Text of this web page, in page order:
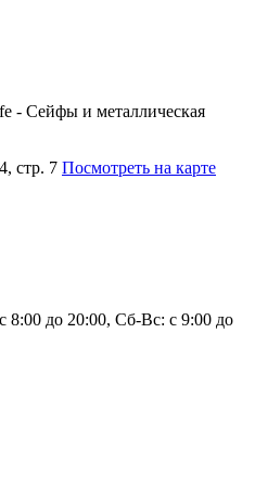
- Сейфы и металлическая
стр. 7 Посмотреть на карте
до 20:00, Сб-Вс: с 9:00 до